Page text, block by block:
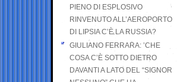
PIENO DI ESPLOSIVO
RINVENUTO ALL’AEROPORTO
DI LIPSIA C’È LA RUSSIA?
GIULIANO FERRARA: ’CHE
COSA C’È SOTTO DIETRO
DAVANTI A LATO DEL “SIGNOR